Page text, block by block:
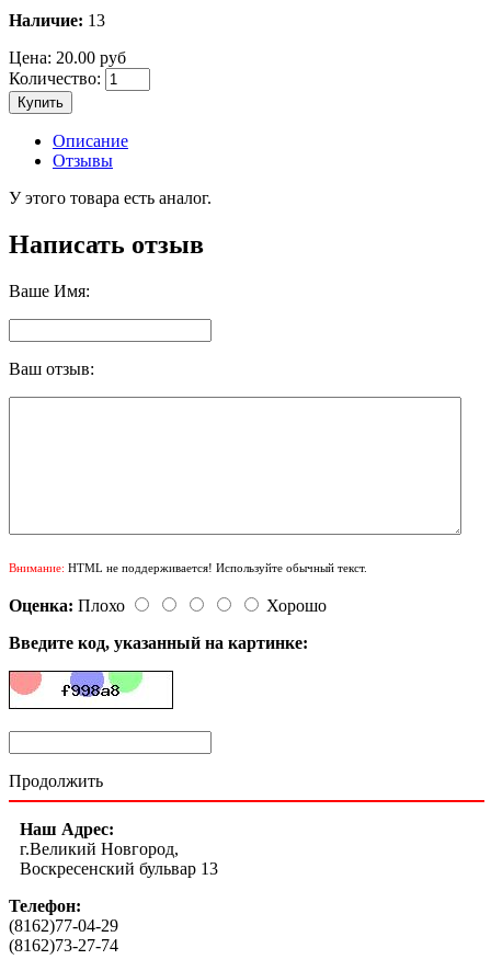
Наличие: 13
Цена: 20.00 руб
Количество:
Купить
Описание
Отзывы
У этого товара есть аналог.
Написать отзыв
Ваше Имя:
Ваш отзыв:
Внимание: HTML не поддерживается! Используйте обычный текст.
Оценка: Плохо
Хорошо
Введите код, указанный на картинке:
Продолжить
Наш Адрес:
г.Великий Новгород,
Воскресенский бульвар 13
Телефон:
(8162)77-04-29
(8162)73-27-74